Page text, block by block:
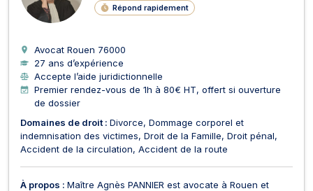
Répond rapidement
Avocat Rouen 76000
27 ans d’expérience
Accepte l’aide juridictionnelle
Premier rendez-vous de 1h à 80€ HT, offert si ouverture
de dossier
Domaines de droit : Divorce Dommage corporel et
indemnisation des victimes Droit de la Famille Droit pénal
Accident de la circulation Accident de la route
À propos : Maître Agnès PANNIER est avocate à Rouen et